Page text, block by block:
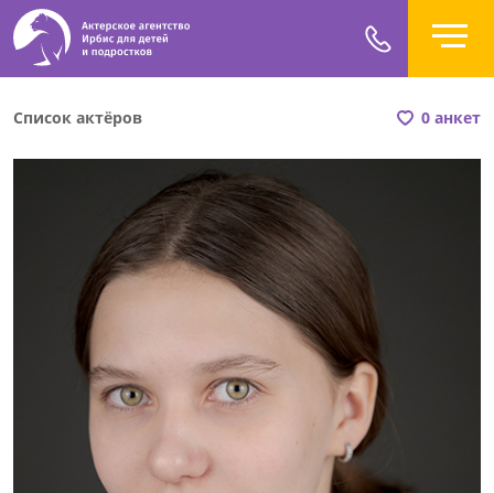
Список актёров 0 анкет